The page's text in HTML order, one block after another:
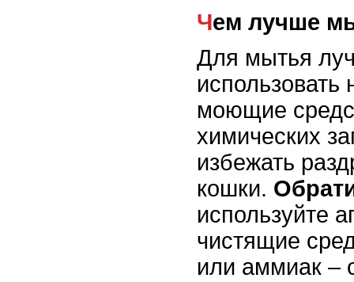
Чем лучше
Для мытья
использовать
моющие
химических
избежать
кошки.
используйте
чистящие
или аммиак –